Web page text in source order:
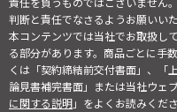
判断と責任でなさるようお願いいた
本コンテンツでは当社でお取扱し
る部分があります。商品ごとに手
くは「契約締結前交付書面」、「
論見書補完書面」または当社ウェ
に関する説明」をよくお読みくださ